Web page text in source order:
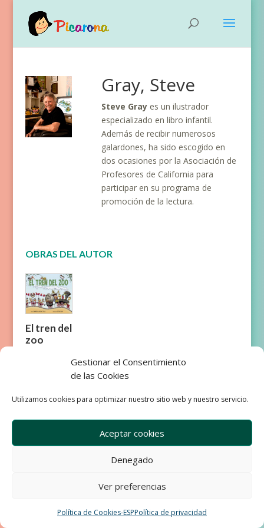
Gestionar el Consentimiento
de las Cookies
Utilizamos cookies para optimizar nuestro sitio web y nuestro servicio.
Aceptar cookies
Denegado
Ver preferencias
Política de Cookies-ESPPolítica de privacidad
Gray, Steve
Steve Gray es un ilustrador
especializado en libro infantil.
Además de recibir numerosos
galardones, ha sido escogido en
dos ocasiones por la Asociación de
Profesores de California para
participar en su programa de
promoción de la lectura.
OBRAS DEL AUTOR
El tren del
zoo
Condiciones de Venta
Política de Cookies